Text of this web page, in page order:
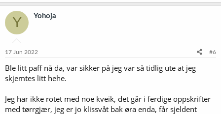
a
k
s
o
e
:
Y Yohoja
17 Jun 2022 #6
Ble litt paff nå da, var sikker på jeg var så tidlig ute at jeg
skjemtes litt hehe.
Jeg har ikke rotet med noe kveik, det går i ferdige oppskrifter
med tørrgjær, jeg er jo klissvåt bak øra enda, får sjeldent